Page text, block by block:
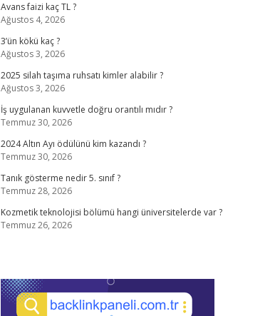
Avans faizi kaç TL ?
Ağustos 4, 2026
3’ün kökü kaç ?
Ağustos 3, 2026
2025 silah taşıma ruhsatı kimler alabilir ?
Ağustos 3, 2026
İş uygulanan kuvvetle doğru orantılı mıdır ?
Temmuz 30, 2026
2024 Altın Ayı ödülünü kim kazandı ?
Temmuz 30, 2026
Tanık gösterme nedir 5. sınıf ?
Temmuz 28, 2026
Kozmetik teknolojisi bölümü hangi üniversitelerde var ?
Temmuz 26, 2026